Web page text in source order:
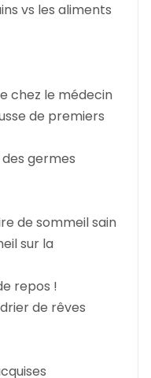
vs les aliments
chez le médecin
de premiers
germes
de sommeil sain
sur la
repos !
de rêves